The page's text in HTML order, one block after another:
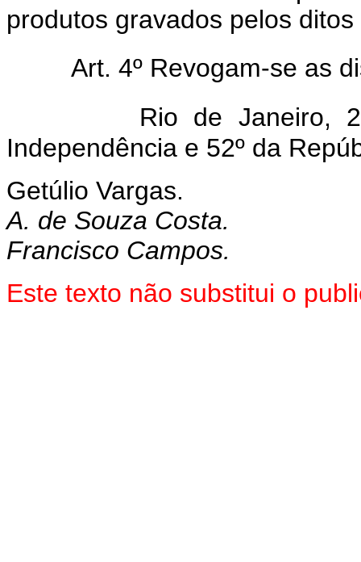
produtos gravados pelos
Art. 4º Revogam-se as
Rio de Janeiro,
Independência e 52º da
Getúlio Vargas.
A. de Souza Costa.
Francisco Campos.
Este texto não substitui o